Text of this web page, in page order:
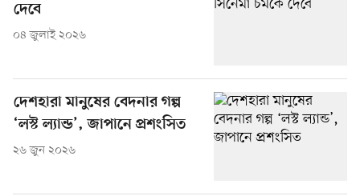
দেবে
০৪ জুলাই ২০২৬
দেশহারা মানুষের বেদনার গল্প
‘লস্ট ল্যান্ড’, জাপানে প্রশংসিত
২৬ জুন ২০২৬